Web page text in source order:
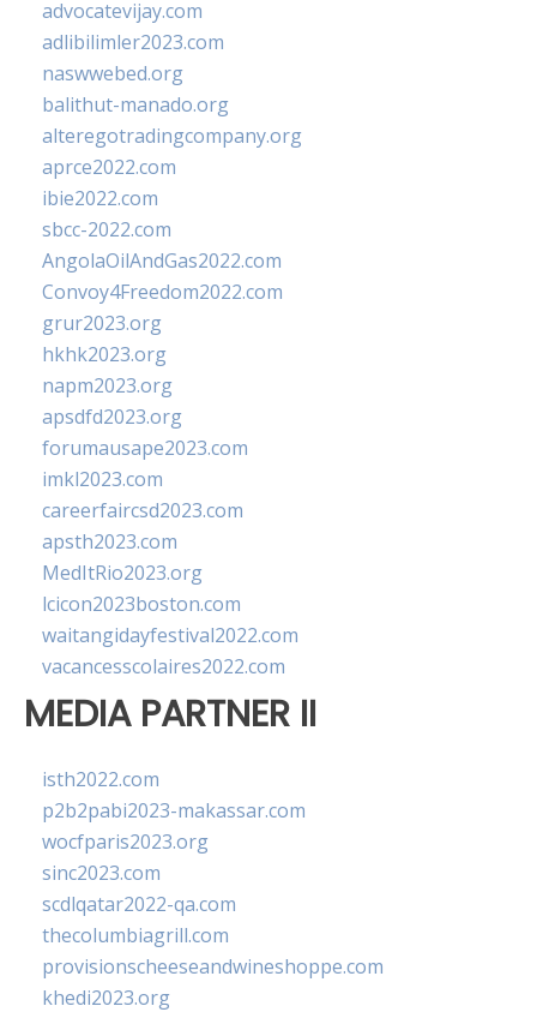
advocatevijay.com
adlibilimler2023.com
naswwebed.org
balithut-manado.org
alteregotradingcompany.org
aprce2022.com
ibie2022.com
sbcc-2022.com
AngolaOilAndGas2022.com
Convoy4Freedom2022.com
grur2023.org
hkhk2023.org
napm2023.org
apsdfd2023.org
forumausape2023.com
imkl2023.com
careerfaircsd2023.com
apsth2023.com
MedItRio2023.org
lcicon2023boston.com
waitangidayfestival2022.com
vacancesscolaires2022.com
MEDIA PARTNER II
isth2022.com
p2b2pabi2023-makassar.com
wocfparis2023.org
sinc2023.com
scdlqatar2022-qa.com
thecolumbiagrill.com
provisionscheeseandwineshoppe.com
khedi2023.org